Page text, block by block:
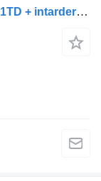
КПП DAF Occ versnellingsbak 16S1921TD + intarder MAN 81320036680 для грузовика